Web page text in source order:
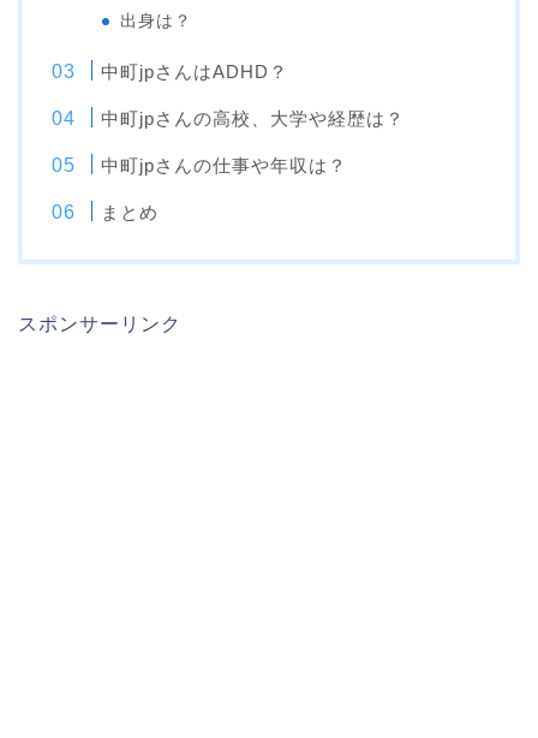
出身は？
中町jpさんはADHD？
中町jpさんの高校、大学や経歴は？
中町jpさんの仕事や年収は？
まとめ
スポンサーリンク